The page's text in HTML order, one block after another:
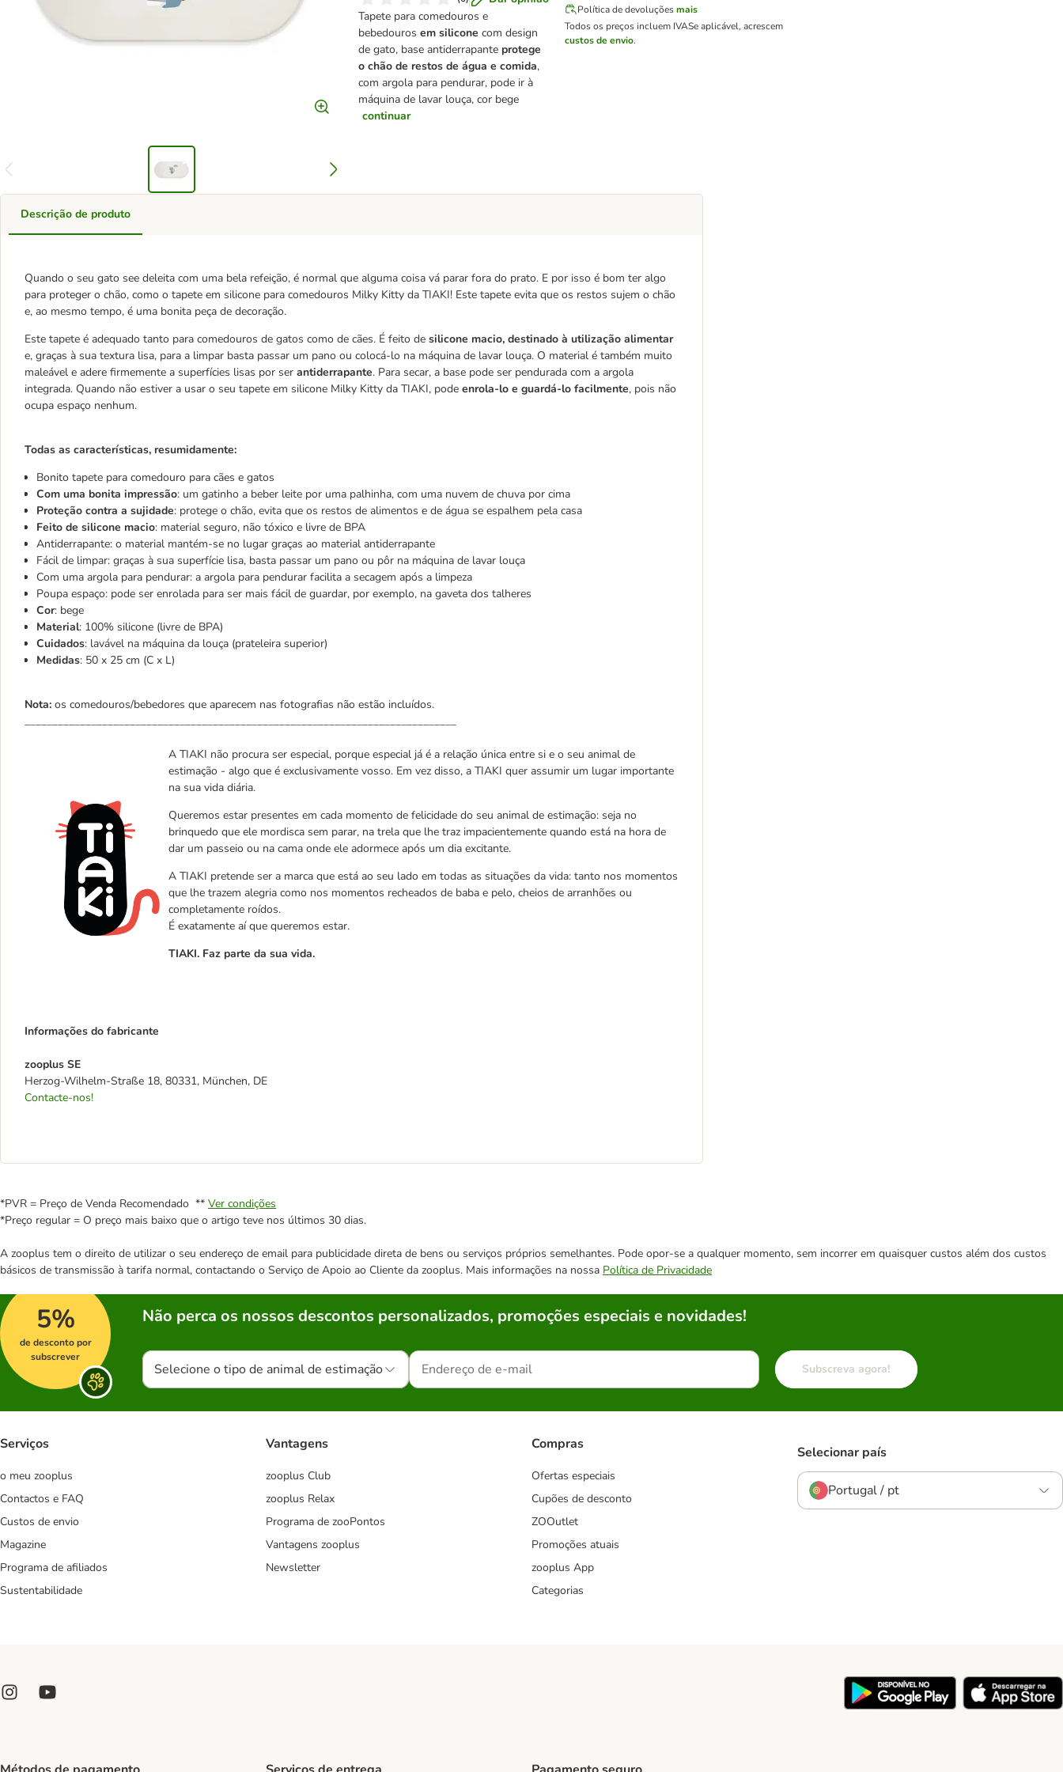
Tapete para comedouros e
bebedouros em silicone com design
de gato, base antiderrapante protege
o chão de restos de água e comida,
com argola para pendurar, pode ir à
máquina de lavar louça, cor bege
continuar
Política de devoluçõesmais
Todos os preços incluem IVASe aplicável, acrescem
custos de envio.
Descrição de produto
Quando o seu gato see deleita com uma bela refeição, é normal que alguma coisa vá parar fora do prato. E por isso é bom ter algo
para proteger o chão, como o tapete em silicone para comedouros Milky Kitty da TIAKI! Este tapete evita que os restos sujem o chão
e, ao mesmo tempo, é uma bonita peça de decoração.
Este tapete é adequado tanto para comedouros de gatos como de cães. É feito de silicone macio, destinado à utilização alimentar
e, graças à sua textura lisa, para a limpar basta passar um pano ou colocá-lo na máquina de lavar louça. O material é também muito
maleável e adere firmemente a superfícies lisas por ser antiderrapante. Para secar, a base pode ser pendurada com a argola
integrada. Quando não estiver a usar o seu tapete em silicone Milky Kitty da TIAKI, pode enrola-lo e guardá-lo facilmente, pois não
ocupa espaço nenhum.
Todas as características, resumidamente:
Bonito tapete para comedouro para cães e gatos
Com uma bonita impressão: um gatinho a beber leite por uma palhinha, com uma nuvem de chuva por cima
Proteção contra a sujidade: protege o chão, evita que os restos de alimentos e de água se espalhem pela casa
Feito de silicone macio: material seguro, não tóxico e livre de BPA
Antiderrapante: o material mantém-se no lugar graças ao material antiderrapante
Fácil de limpar: graças à sua superfície lisa, basta passar um pano ou pôr na máquina de lavar louça
Com uma argola para pendurar: a argola para pendurar facilita a secagem após a limpeza
Poupa espaço: pode ser enrolada para ser mais fácil de guardar, por exemplo, na gaveta dos talheres
Cor: bege
Material: 100% silicone (livre de BPA)
Cuidados: lavável na máquina da louça (prateleira superior)
Medidas: 50 x 25 cm (C x L)
Nota: os comedouros/bebedores que aparecem nas fotografias não estão incluídos.
______________________________________________________________________________
A TIAKI não procura ser especial, porque especial já é a relação única entre si e o seu animal de
estimação - algo que é exclusivamente vosso. Em vez disso, a TIAKI quer assumir um lugar importante
na sua vida diária.
Queremos estar presentes em cada momento de felicidade do seu animal de estimação: seja no
brinquedo que ele mordisca sem parar, na trela que lhe traz impacientemente quando está na hora de
dar um passeio ou na cama onde ele adormece após um dia excitante.
A TIAKI pretende ser a marca que está ao seu lado em todas as situações da vida: tanto nos momentos
que lhe trazem alegria como nos momentos recheados de baba e pelo, cheios de arranhões ou
completamente roídos.
É exatamente aí que queremos estar.
TIAKI. Faz parte da sua vida.
Informações do fabricante
zooplus SE
Herzog-Wilhelm-Straße 18, 80331, München, DE
Contacte-nos!
*PVR = Preço de Venda Recomendado ** Ver condições
*Preço regular = O preço mais baixo que o artigo teve nos últimos 30 dias.
A zooplus tem o direito de utilizar o seu endereço de email para publicidade direta de bens ou serviços próprios semelhantes. Pode opor-se a qualquer momento, sem incorrer em quaisquer custos além dos custos
básicos de transmissão à tarifa normal, contactando o Serviço de Apoio ao Cliente da zooplus. Mais informações na nossa Política de Privacidade
5%
de desconto por
subscrever
Não perca os nossos descontos personalizados, promoções especiais e novidades!
Selecione o tipo de animal de estimação Subscreva agora!
Serviços
o meu zooplus
Contactos e FAQ
Custos de envio
Magazine
Programa de afiliados
Sustentabilidade
Vantagens
zooplus Club
zooplus Relax
Programa de zooPontos
Vantagens zooplus
Newsletter
Compras
Ofertas especiais
Cupões de desconto
ZOOutlet
Promoções atuais
zooplus App
Categorias
Selecionar país
Portugal / pt